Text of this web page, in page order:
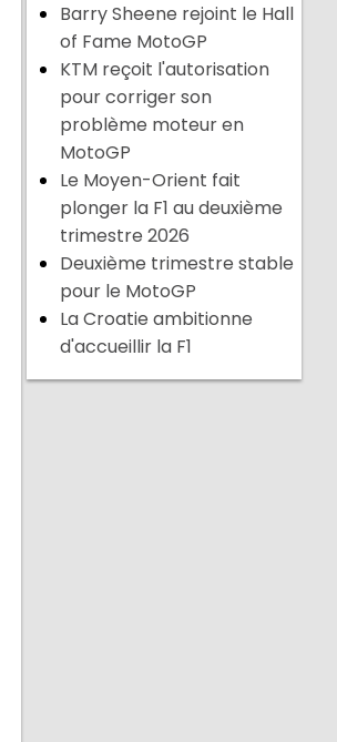
Barry Sheene rejoint le Hall
of Fame MotoGP
KTM reçoit l'autorisation
pour corriger son
problème moteur en
MotoGP
Le Moyen-Orient fait
plonger la F1 au deuxième
trimestre 2026
Deuxième trimestre stable
pour le MotoGP
La Croatie ambitionne
d'accueillir la F1